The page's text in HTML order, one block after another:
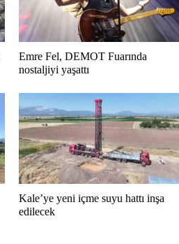
Emre Fel, DEMOT Fuarında
nostaljiyi yaşattı
Kale’ye yeni içme suyu hattı inşa
edilecek